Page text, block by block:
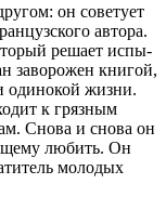
он советует
автора.
решает испы­
заворожен книгой,
одинокой жизни.
к грязным
Снова и снова он
любить. Он
молодых